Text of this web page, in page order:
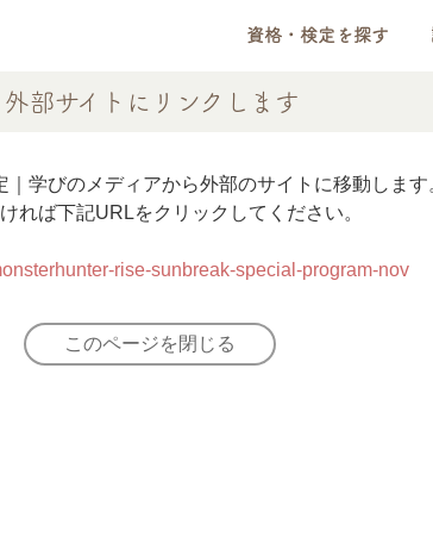
資格・検定を探す
外部サイトにリンクします
｜学びのメディアから外部のサイトに移動します
れば下記URLをクリックしてください。
rise-sunbreak-special-program-
このページを閉じる